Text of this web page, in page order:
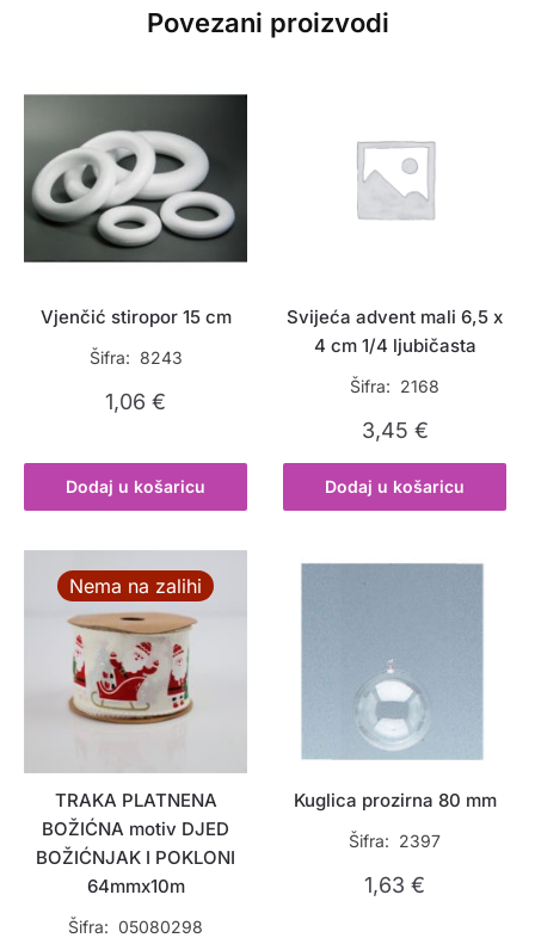
Povezani proizvodi
Vjenčić stiropor 15 cm
Šifra: 8243
1,06€
Dodaj u košaricu
Svijeća advent mali 6,5 x
4 cm 1/4 ljubičasta
Šifra: 2168
3,45 €
Dodaj u košaricu
Nema na zalihi
TRAKA PLATNENA
BOŽIĆNA motiv DJED
BOŽIĆNJAK I POKLONI
64mmx10m
Šifra: 05080298
Kuglica prozirna 80 mm
Šifra: 2397
1,63€